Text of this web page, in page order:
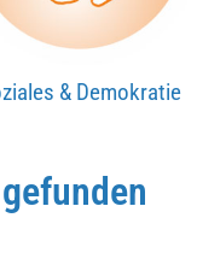
& Demokratie